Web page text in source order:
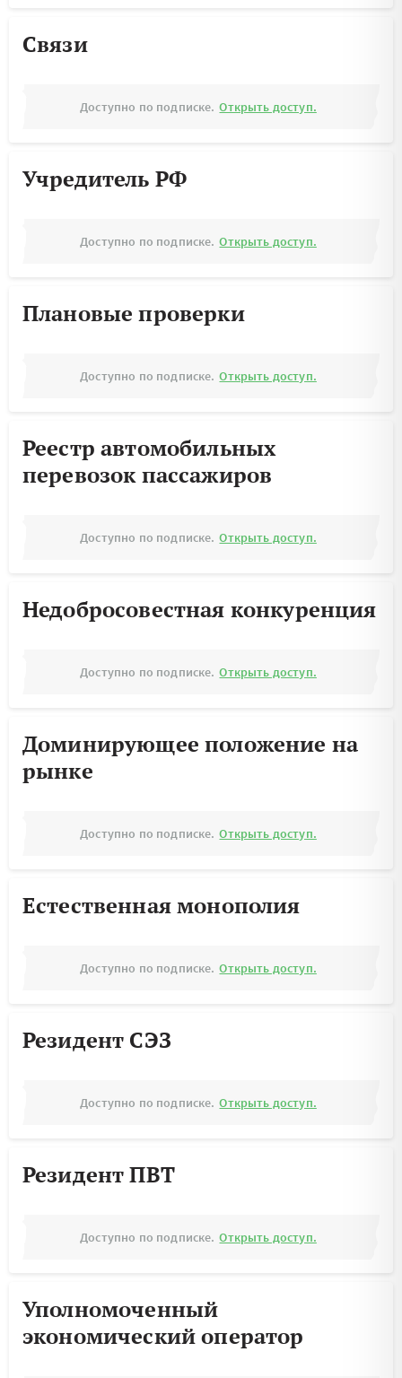
Связи
Доступно по подписке. Открыть доступ.
Учредитель РФ
Доступно по подписке. Открыть доступ.
Плановые проверки
Доступно по подписке. Открыть доступ.
Реестр автомобильных
перевозок пассажиров
Доступно по подписке. Открыть доступ.
Недобросовестная конкуренция
Доступно по подписке. Открыть доступ.
Доминирующее положение на
рынке
Доступно по подписке. Открыть доступ.
Естественная монополия
Доступно по подписке. Открыть доступ.
Резидент СЭЗ
Доступно по подписке. Открыть доступ.
Резидент ПВТ
Доступно по подписке. Открыть доступ.
Уполномоченный
экономический оператор